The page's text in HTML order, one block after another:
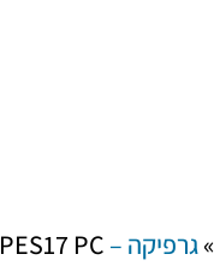
»גרפיקה – PES17 PC PES17 PC